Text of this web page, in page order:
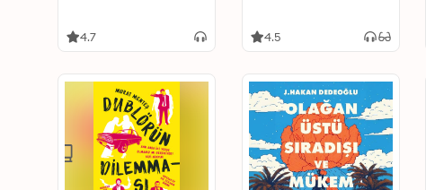
4.7 4.5